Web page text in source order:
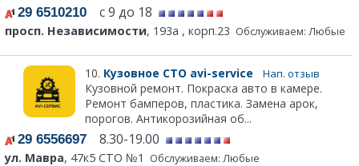
29 6510210 с 9 до 18
просп. Независимости, 193а , корп.23 Обслуживаем: Любые
10. Кузовное СТО avi-service Нап. отзыв
Кузовной ремонт. Покраска авто в камере.
Ремонт бамперов, пластика. Замена арок,
порогов. Антикорозийная об...
29 6556697 8.30-19.00
ул. Мавра, 47к5 СТО №1 Обслуживаем: Любые